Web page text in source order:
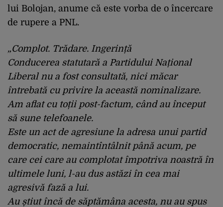
lui Bolojan, anume că este vorba de o încercare
de rupere a PNL.
„Complot. Trădare. Ingerință
Conducerea statutară a Partidului Național
Liberal nu a fost consultată, nici măcar
întrebată cu privire la această nominalizare.
Am aflat cu toții post-factum, când au început
să sune telefoanele.
Este un act de agresiune la adresa unui partid
democratic, nemaintîntâlnit până acum, pe
care cei care au complotat împotriva noastră în
ultimele luni, l-au dus astăzi în cea mai
agresivă fază a lui.
Au știut încă de săptămâna acesta, nu au spus